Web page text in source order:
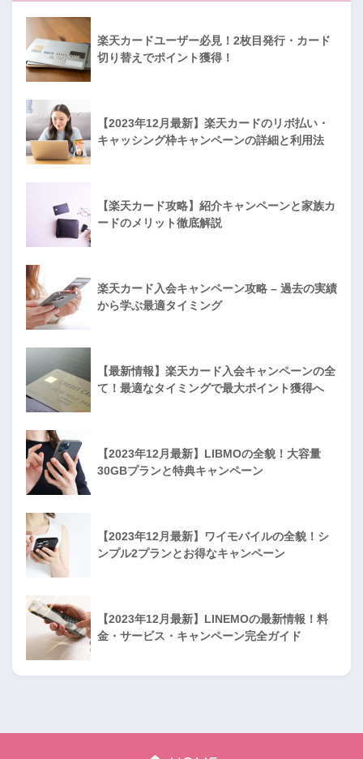
楽天カードユーザー必見！2枚目発行・カード
切り替えでポイント獲得！
【2023年12月最新】楽天カードのリボ払い・
キャッシング枠キャンペーンの詳細と利用法
【楽天カード攻略】紹介キャンペーンと家族カ
ードのメリット徹底解説
楽天カード入会キャンペーン攻略 – 過去の実績
から学ぶ最適タイミング
【最新情報】楽天カード入会キャンペーンの全
て！最適なタイミングで最大ポイント獲得へ
【2023年12月最新】LIBMOの全貌！大容量
30GBプランと特典キャンペーン
【2023年12月最新】ワイモバイルの全貌！シ
ンプル2プランとお得なキャンペーン
【2023年12月最新】LINEMOの最新情報！料
金・サービス・キャンペーン完全ガイド